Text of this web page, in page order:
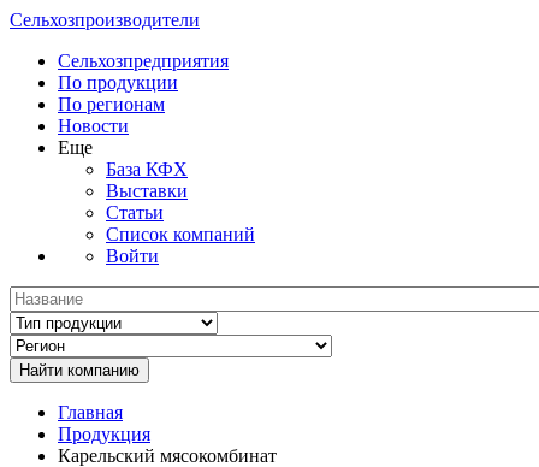
Сельхозпроизводители
Сельхозпредприятия
По продукции
По регионам
Новости
Еще
База КФХ
Выставки
Статьи
Список компаний
Войти
Главная
Продукция
Карельский мясокомбинат